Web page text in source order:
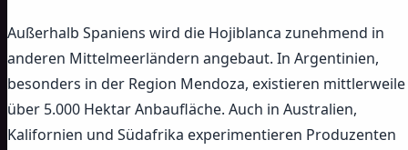
Außerhalb Spaniens wird die Hojiblanca zunehmend in
anderen Mittelmeerländern angebaut. In Argentinien,
besonders in der Region Mendoza, existieren mittlerweile
über 5.000 Hektar Anbaufläche. Auch in Australien,
Kalifornien und Südafrika experimentieren Produzenten